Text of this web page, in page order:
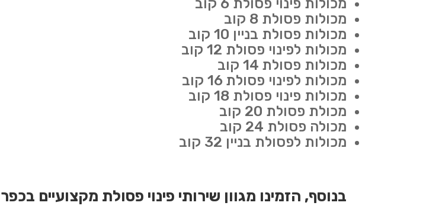
מכולות פינוי פסולת 6 קוב
מכולות פסולת 8 קוב
מכולות פסולת בניין 10 קוב
מכולות לפינוי פסולת 12 קוב
מכולות פסולת 14 קוב
מכולות לפינוי פסולת 16 קוב
מכולות פינוי פסולת 18 קוב
מכולת פסולת 20 קוב
מכולה פסולת 24 קוב
מכולות לפסולת בניין 32 קוב
בנוסף, הזמינו מגוון שירותי פינוי פסולת מקצועיים